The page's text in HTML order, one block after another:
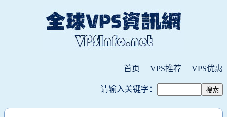
首页 VPS推荐 VPS优惠
请输入关键字：